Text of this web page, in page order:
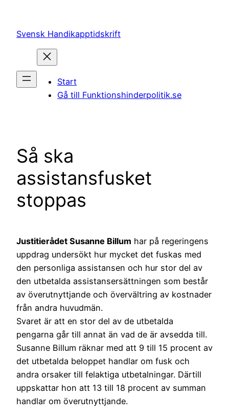
innehåll
Svensk Handikapptidskrift
Start
Gå till Funktionshinderpolitik.se
Så ska
assistansfusket
stoppas
Justitierådet Susanne Billum har på regeringens
uppdrag undersökt hur mycket det fuskas med
den personliga assistansen och hur stor del av
den utbetalda assistansersättningen som består
av överutnyttjande och övervältring av kostnader
från andra huvudmän.
Svaret är att en stor del av de utbetalda
pengarna går till annat än vad de är avsedda till.
Susanne Billum räknar med att 9 till 15 procent av
det utbetalda beloppet handlar om fusk och
andra orsaker till felaktiga utbetalningar. Därtill
uppskattar hon att 13 till 18 procent av summan
handlar om överutnyttjande.